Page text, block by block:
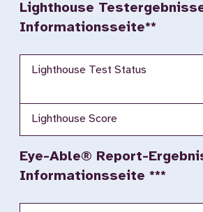
Lighthouse
Informationsseite**
Lighthouse Test Status
Lighthouse Score
Eye-Able® Report-
Informationsseite ***